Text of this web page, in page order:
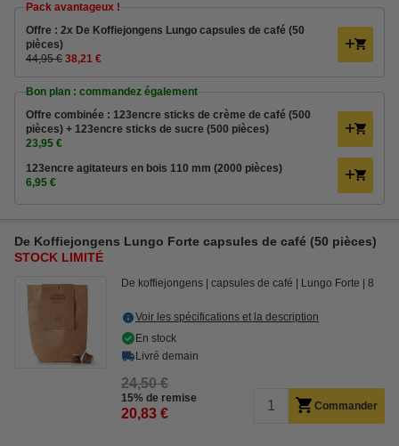
Pack avantageux !
Offre : 2x De Koffiejongens Lungo capsules de café (50
pièces)
44,95 € 38,21 €
Bon plan : commandez également
Offre combinée : 123encre sticks de crème de café (500
pièces) + 123encre sticks de sucre (500 pièces)
23,95 €
123encre agitateurs en bois 110 mm (2000 pièces)
6,95 €
De Koffiejongens Lungo Forte capsules de café (50 pièces)
STOCK LIMITÉ
De koffiejongens capsules de café Lungo Forte 8
Voir les spécifications et la description
En stock
Livré demain
24,50 €
15% de remise
20,83 € Commander